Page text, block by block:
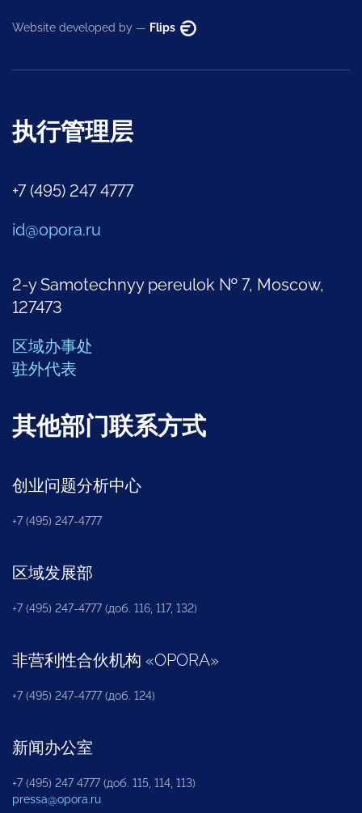
Website developed by — Flips
执行管理层
+7 (495) 247 4777
id@opora.ru
2-y Samotechnyy pereulok № 7, Moscow,
127473
区域办事处
驻外代表
其他部门联系方式
创业问题分析中心
+7 (495) 247-4777
区域发展部
+7 (495) 247-4777 (доб. 116, 117, 132)
非营利性合伙机构 «OPORA»
+7 (495) 247-4777 (доб. 124)
新闻办公室
+7 (495) 247 4777 (доб. 115, 114, 113)
pressa@opora.ru